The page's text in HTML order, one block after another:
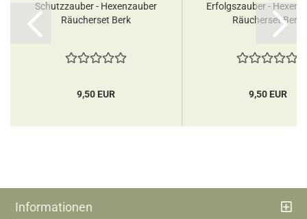
Schutzzauber - Hexenzauber
Räucherset Berk
9,50 EUR
Erfolgszauber -
Räucherset Berk
9,50 EUR
Informationen